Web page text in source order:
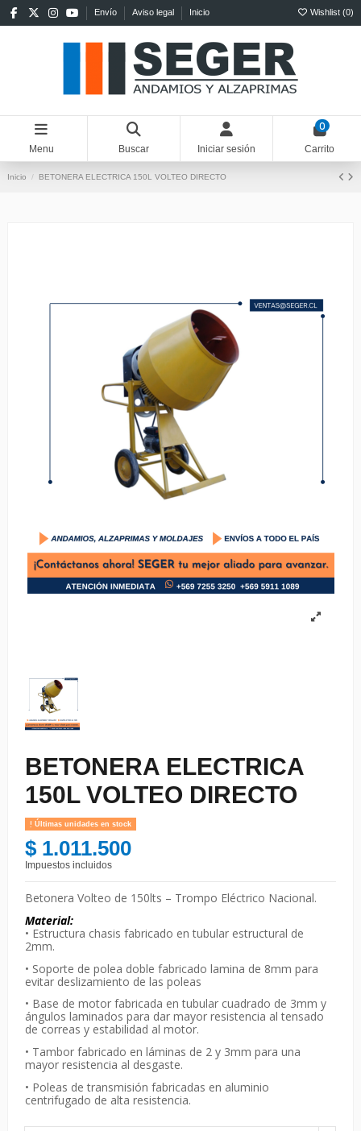
Envío Aviso legal Inicio Wishlist (0)
Menu Buscar Iniciar sesión
0
Carrito
Inicio BETONERA ELECTRICA 150L VOLTEO DIRECTO
BETONERA ELECTRICA
150L VOLTEO DIRECTO
Últimas unidades en stock
$ 1.011.500
Impuestos incluidos
Betonera Volteo de 150lts – Trompo Eléctrico Nacional.
Material:
• Estructura chasis fabricado en tubular estructural de
2mm.
• Soporte de polea doble fabricado lamina de 8mm para
evitar deslizamiento de las poleas
• Base de motor fabricada en tubular cuadrado de 3mm y
ángulos laminados para dar mayor resistencia al tensado
de correas y estabilidad al motor.
• Tambor fabricado en láminas de 2 y 3mm para una
mayor resistencia al desgaste.
• Poleas de transmisión fabricadas en aluminio
centrifugado de alta resistencia.